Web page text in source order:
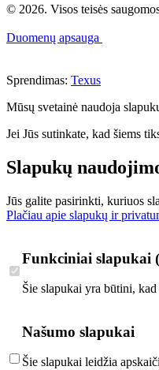
© 2026. Visos teisės
Duomenų apsauga
Sprendimas: Texus
Mūsų svetainė naudoja
Jei Jūs sutinkate, kad šiems
Slapukų
Jūs galite pasirinkti, kuriuos
Plačiau apie slapukų ir
Funkciniai slapukai
Šie slapukai yra būtini,
Našumo slapukai
Šie slapukai leidžia